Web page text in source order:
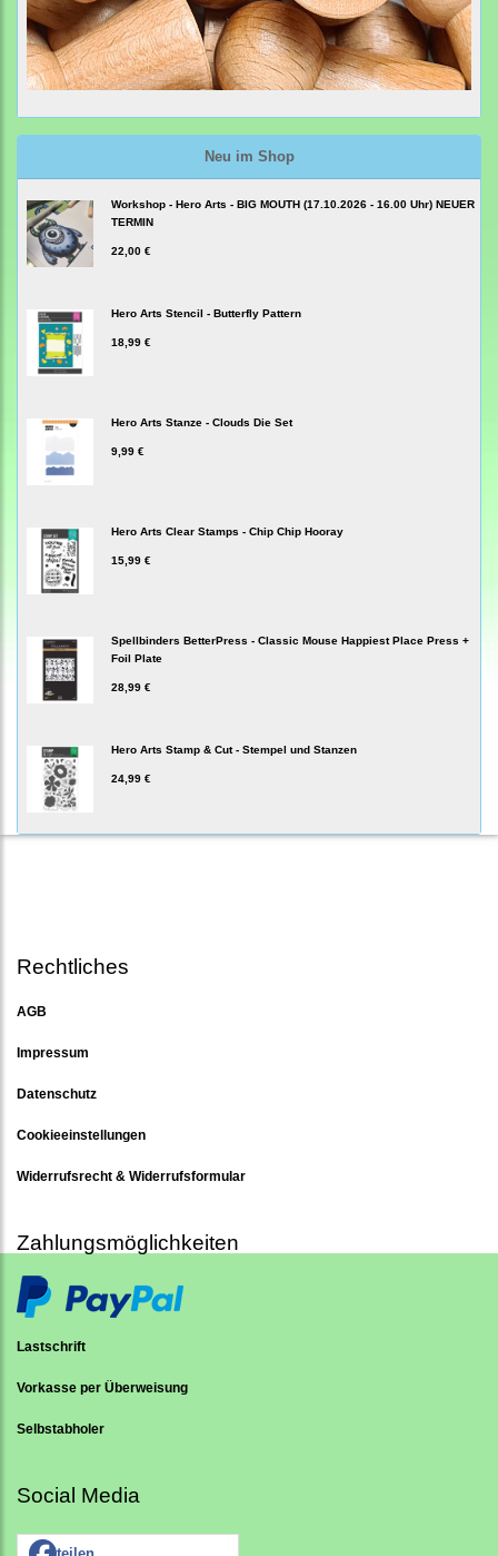
Neu im Shop
Workshop - Hero Arts - BIG MOUTH (17.10.2026 - 16.00 Uhr) NEUER
TERMIN
22,00 €
Hero Arts Stencil - Butterfly Pattern
18,99 €
Hero Arts Stanze - Clouds Die Set
9,99 €
Hero Arts Clear Stamps - Chip Chip Hooray
15,99 €
Spellbinders BetterPress - Classic Mouse Happiest Place Press +
Foil Plate
28,99 €
Hero Arts Stamp & Cut - Stempel und Stanzen
24,99 €
Rechtliches
AGB
Impressum
Datenschutz
Cookieeinstellungen
Widerrufsrecht & Widerrufsformular
Zahlungsmöglichkeiten
Lastschrift
Vorkasse per Überweisung
Selbstabholer
Social Media